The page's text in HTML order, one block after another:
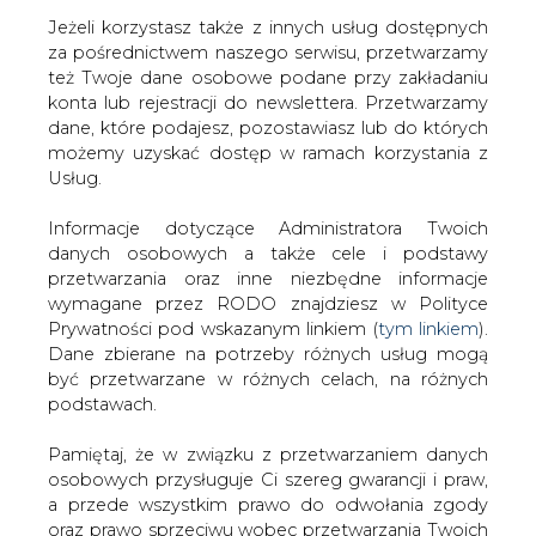
Jeżeli korzystasz także z innych usług dostępnych
za pośrednictwem naszego serwisu, przetwarzamy
też Twoje dane osobowe podane przy zakładaniu
konta lub rejestracji do newslettera. Przetwarzamy
dane, które podajesz, pozostawiasz lub do których
możemy uzyskać dostęp w ramach korzystania z
Usług.
Informacje dotyczące Administratora Twoich
danych osobowych a także cele i podstawy
przetwarzania oraz inne niezbędne informacje
wymagane przez RODO znajdziesz w Polityce
Prywatności pod wskazanym linkiem (tym linkiem).
Dane zbierane na potrzeby różnych usług mogą
być przetwarzane w różnych celach, na różnych
podstawach.
Pamiętaj, że w związku z przetwarzaniem danych
osobowych przysługuje Ci szereg gwarancji i praw,
a przede wszystkim prawo do odwołania zgody
oraz prawo sprzeciwu wobec przetwarzania Twoich
Strona główna ZIELONA GOSPODARKA /
KE
zatwierdziła 3,5 mld euro wsparcia publicznego dla
farm wiatrowych w Belgii
drukuj
skomentuj
udostępnij
KE zatwierdziła 3,5 mld euro